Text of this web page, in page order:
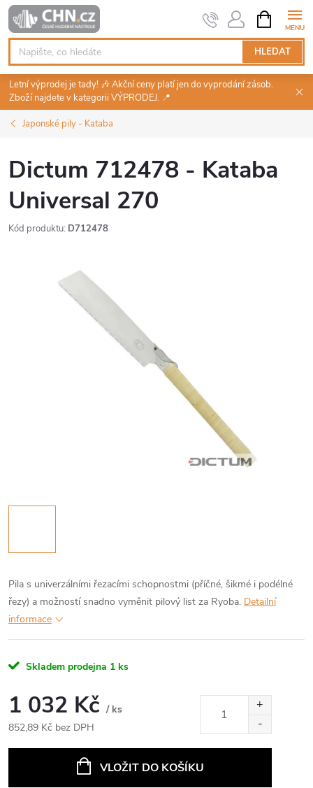
Přejít
na
obsah
HLEDAT
NÁKUPNÍ
KOŠÍK
Letní výprodej je tady! 🎶 Akční ceny platí jen do vyprodání zásob.
Zboží najdete v kategorii VÝPRODEJ. 📍
Japonské pily - Kataba
Dictum 712478 - Kataba
Universal 270
Kód produktu: D712478
Pila s univerzálními řezacími schopnostmi (příčné, šikmé i podélné
řezy) a možností snadno vyměnit pilový list za Ryoba. Detailní
informace
Skladem prodejna 1 ks
1 032 Kč / ks
852,89 Kč bez DPH
VLOŽIT DO KOŠÍKU